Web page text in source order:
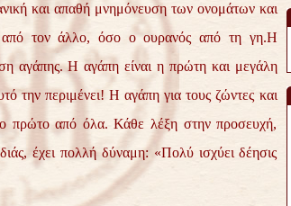
και απαθή μνημόνευση των ονομάτων και
από τον άλλο, όσο ο ουρανός από τη γη.Η
αγάπης. Η αγάπη είναι η πρώτη και μεγάλη
την περιμένει! Η αγάπη για τους ζώντες και
πρώτο από όλα. Κάθε λέξη στην προσευχή,
έχει πολλή δύναμη: «Πολύ ισχύει δέησις